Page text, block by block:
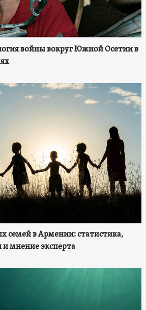
войны вокруг Южной Осетии в
семей в Армении: статистика,
мнение эксперта